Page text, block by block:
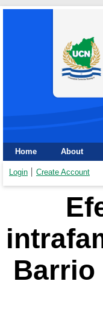
Home About
Login Create Account
Barrio